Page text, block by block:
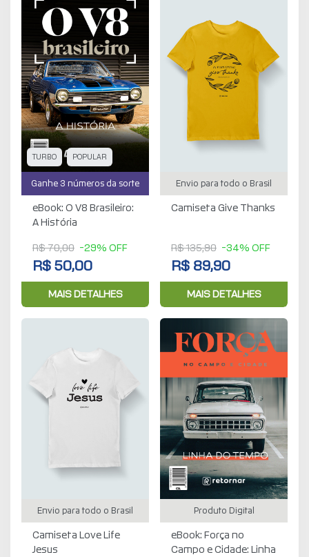
TURBO POPULAR
Ganhe 3 números da sorte
eBook: O V8 Brasileiro:
A História
R$ 70,00 -29% OFF
R$ 50,00
MAIS DETALHES
Envio para todo o Brasil
Camiseta Give Thanks
R$ 135,90 -34% OFF
R$ 89,90
MAIS DETALHES
Envio para todo o Brasil
Camiseta Love Life
Jesus
Produto Digital
eBook: Força no
Campo e Cidade: Linha